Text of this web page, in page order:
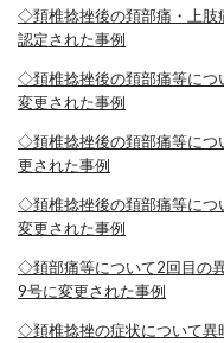
◇頚椎捻挫後の頚部痛・上
認定された事例
◇頚椎捻挫後の頚部痛等に
変更された事例
◇頚椎捻挫後の頚部痛等に
更された事例
◇頚椎捻挫後の頚部痛等に
変更された事例
◇頚部痛等について2回目の
9号に変更された事例
◇頚椎捻挫の症状について